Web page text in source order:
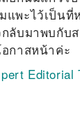
แพะไว้เป็น
ลับมาพบกับส
กาสหน้าค่ะ
Editorial